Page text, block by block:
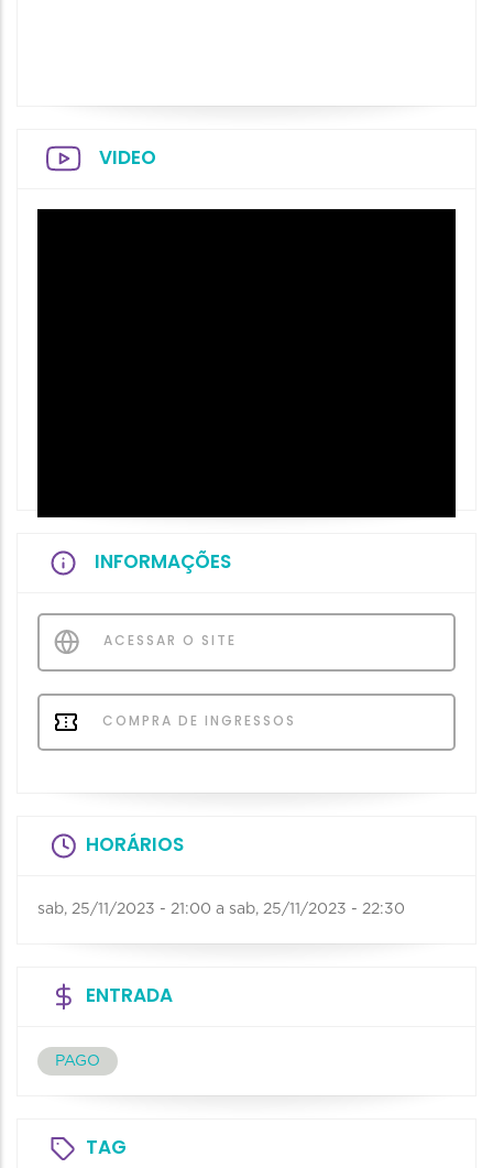
VIDEO
INFORMAÇÕES
ACESSAR O SITE
COMPRA DE INGRESSOS
HORÁRIOS
sab, 25/11/2023 - 21:00 a sab, 25/11/2023 - 22:30
ENTRADA
PAGO
TAG